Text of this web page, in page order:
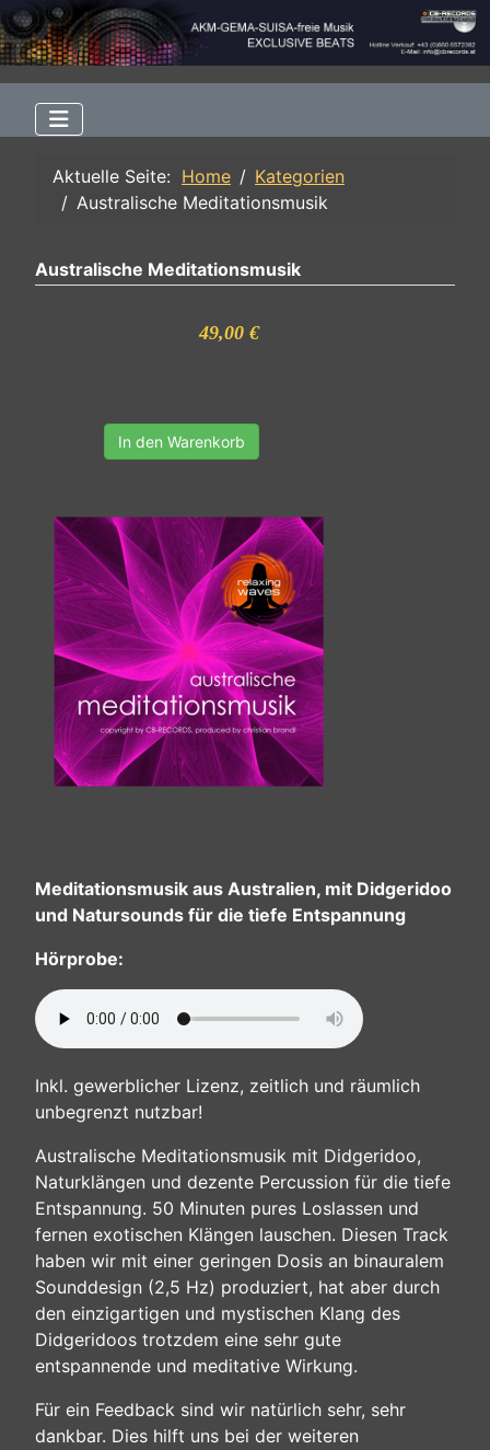
Aktuelle Seite: Home
Kategorien
Australische Meditationsmusik
Australische Meditationsmusik
49,00 €
In den Warenkorb
Meditationsmusik aus Australien, mit Didgeridoo
und Natursounds für die tiefe Entspannung
Hörprobe:
Inkl. gewerblicher Lizenz, zeitlich und räumlich
unbegrenzt nutzbar!
Australische Meditationsmusik mit Didgeridoo,
Naturklängen und dezente Percussion für die tiefe
Entspannung. 50 Minuten pures Loslassen und
fernen exotischen Klängen lauschen. Diesen Track
haben wir mit einer geringen Dosis an binauralem
Sounddesign (2,5 Hz) produziert, hat aber durch
den einzigartigen und mystischen Klang des
Didgeridoos trotzdem eine sehr gute
entspannende und meditative Wirkung.
Für ein Feedback sind wir natürlich sehr, sehr
dankbar. Dies hilft uns bei der weiteren